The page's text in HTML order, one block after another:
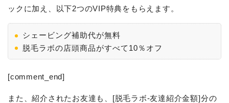
ックに加え、以下2つのVIP特典をもらえます。
シェービング補助代が無料
脱毛ラボの店頭商品がすべて10％オフ
[comment_end]
また、紹介されたお友達も、[脱毛ラボ-友達紹介金額]分の